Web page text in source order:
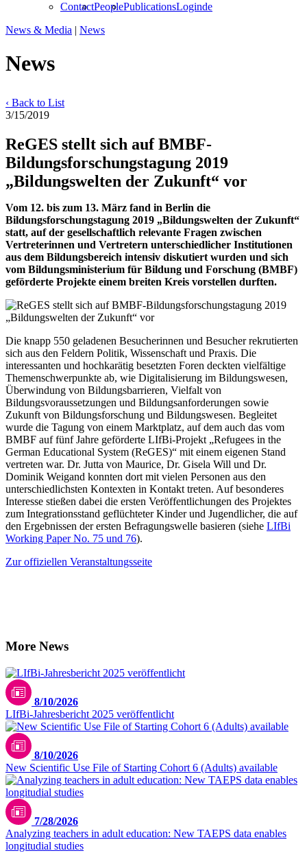
ContactPeoplePublicationsLoginde
News & Media | News
News
‹ Back to List
3/15/2019
ReGES stellt sich auf BMBF-
Bildungsforschungstagung 2019
„Bildungswelten der Zukunft“ vor
Vom 12. bis zum 13. März fand in Berlin die
Bildungsforschungstagung 2019 „Bildungswelten der Zukunft“
statt, auf der gesellschaftlich relevante Fragen zwischen
Vertreterinnen und Vertretern unterschiedlicher Institutionen
aus dem Bildungsbereich intensiv diskutiert wurden und sich
vom Bildungsministerium für Bildung und Forschung (BMBF)
geförderte Projekte einem breiten Kreis vorstellen durften.
Die knapp 550 geladenen Besucherinnen und Besucher rekrutierten
sich aus den Feldern Politik, Wissenschaft und Praxis. Die
interessanten und hochkarätig besetzten Foren deckten vielfältige
Themenschwerpunkte ab, wie Digitalisierung im Bildungswesen,
Überwindung von Bildungsbarrieren, Vielfalt von
Bildungsvoraussetzungen und Bildungsanforderungen sowie
Zukunft von Bildungsforschung und Bildungswesen. Begleitet
wurde die Tagung von einem Marktplatz, auf dem auch das vom
BMBF auf fünf Jahre geförderte LIfBi-Projekt „Refugees in the
German Educational System (ReGES)“ mit einem eigenen Stand
vertreten war. Dr. Jutta von Maurice, Dr. Gisela Will und Dr.
Dominik Weigand konnten dort mit vielen Personen aus den
unterschiedlichsten Kontexten in Kontakt treten. Auf besonderes
Interesse stießen dabei die ersten Veröffentlichungen des Projektes
zum Integrationsstand geflüchteter Kinder und Jugendlicher, die auf
den Ergebnissen der ersten Befragungswelle basieren (siehe LIfBi
Working Paper No. 75 und 76).
Zur offiziellen Veranstaltungsseite
More News
8/10/2026
LIfBi-Jahresbericht 2025 veröffentlicht
8/10/2026
New Scientific Use File of Starting Cohort 6 (Adults) available
7/28/2026
Analyzing teachers in adult education: New TAEPS data enables
longitudial studies